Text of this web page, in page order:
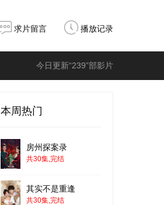
求片留言 播放记录
今日更新“239”部影片
本周热门
房州探案录
共30集,完结
其实不是重逢
共30集,完结